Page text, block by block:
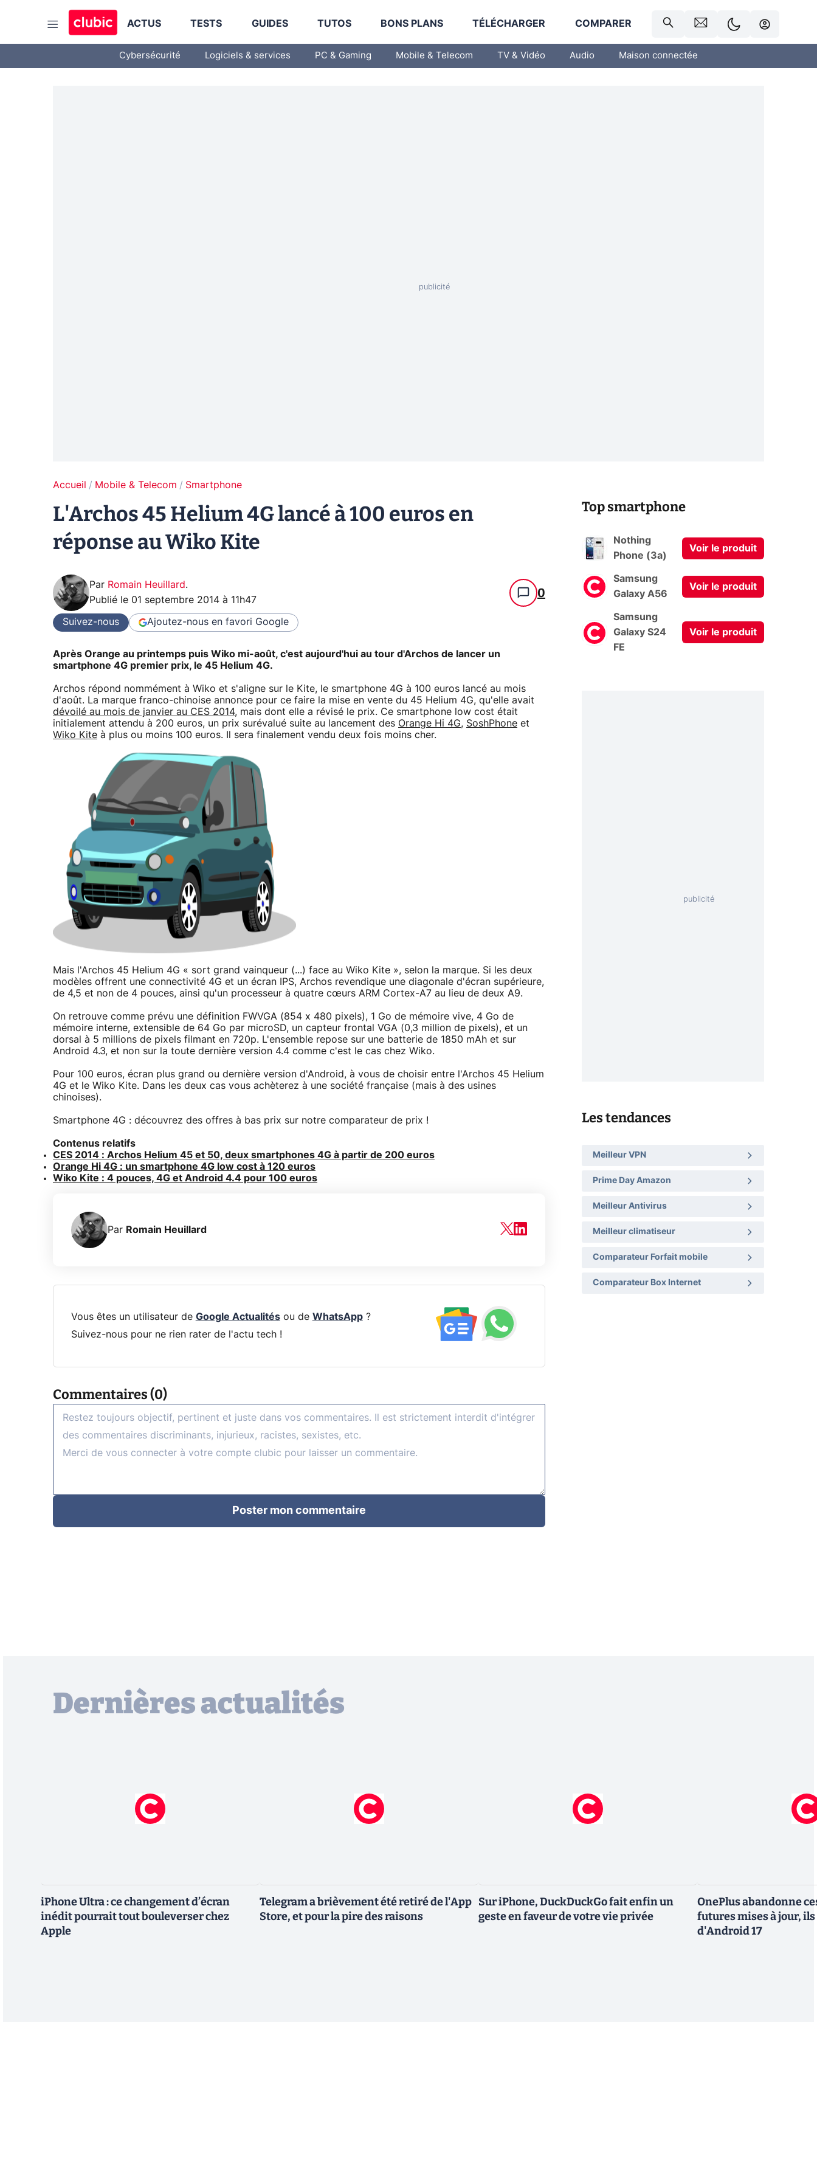
ACTUS TESTS GUIDES TUTOS BONS PLANS TÉLÉCHARGER COMPARER
Cybersécurité Logiciels & services PC & Gaming Mobile & Telecom TV & Vidéo Audio Maison connectée
Accueil Mobile & Telecom Smartphone
L'Archos 45 Helium 4G lancé à 100 euros en
réponse au Wiko Kite
Par Romain Heuillard.
Publié le 01 septembre 2014 à 11h47 0
Suivez-nous Ajoutez-nous en favori Google
Après Orange au printemps puis Wiko mi-août, c'est aujourd'hui au tour d'Archos de lancer un
smartphone 4G premier prix, le 45 Helium 4G.
Archos répond nommément à Wiko et s'aligne sur le Kite, le smartphone 4G à 100 euros lancé au mois
d'août. La marque franco-chinoise annonce pour ce faire la mise en vente du 45 Helium 4G, qu'elle avait
dévoilé au mois de janvier au CES 2014, mais dont elle a révisé le prix. Ce smartphone low cost était
initialement attendu à 200 euros, un prix surévalué suite au lancement des Orange Hi 4G, SoshPhone et
Wiko Kite à plus ou moins 100 euros. Il sera finalement vendu deux fois moins cher.
Mais l'Archos 45 Helium 4G « sort grand vainqueur (...) face au Wiko Kite », selon la marque. Si les deux
modèles offrent une connectivité 4G et un écran IPS, Archos revendique une diagonale d'écran supérieure,
de 4,5 et non de 4 pouces, ainsi qu'un processeur à quatre cœurs ARM Cortex-A7 au lieu de deux A9.
On retrouve comme prévu une définition FWVGA (854 x 480 pixels), 1 Go de mémoire vive, 4 Go de
mémoire interne, extensible de 64 Go par microSD, un capteur frontal VGA (0,3 million de pixels), et un
dorsal à 5 millions de pixels filmant en 720p. L'ensemble repose sur une batterie de 1850 mAh et sur
Android 4.3, et non sur la toute dernière version 4.4 comme c'est le cas chez Wiko.
Pour 100 euros, écran plus grand ou dernière version d'Android, à vous de choisir entre l'Archos 45 Helium
4G et le Wiko Kite. Dans les deux cas vous achèterez à une société française (mais à des usines
chinoises).
Smartphone 4G : découvrez des offres à bas prix sur notre comparateur de prix !
Contenus relatifs
CES 2014 : Archos Helium 45 et 50, deux smartphones 4G à partir de 200 euros
Orange Hi 4G : un smartphone 4G low cost à 120 euros
Wiko Kite : 4 pouces, 4G et Android 4.4 pour 100 euros
Par Romain Heuillard
Vous êtes un utilisateur de Google Actualitésou de WhatsApp?
Suivez-nous pour ne rien rater de l'actu tech !
Commentaires (0)
Poster mon commentaire
Top smartphone
Nothing
Phone (3a)
Voir le produit
Samsung
Galaxy A56
Voir le produit
Samsung
Galaxy S24
FE
Voir le produit
Les tendances
Meilleur VPN
Prime Day Amazon
Meilleur Antivirus
Meilleur climatiseur
Comparateur Forfait mobile
Comparateur Box Internet
Dernières actualités
iPhone Ultra : ce changement d’écran
inédit pourrait tout bouleverser chez
Apple
Telegram a brièvement été retiré de l'App
Store, et pour la pire des raisons
Sur iPhone, DuckDuckGo fait enfin un
geste en faveur de votre vie privée
OnePlus abandonne
futures mises à jour,
d'Android 17